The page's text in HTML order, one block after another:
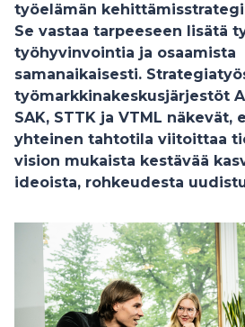
työelämän
Se vastaa tarpeeseen lisätä
työhyvinvointia ja osaamista
samanaikaisesti.
työmarkkinakeskusjärjestöt
SAK, STTK ja VTML
yhteinen tahtotila viitoittaa
vision mukaista kestävää
ideoista, rohkeudesta